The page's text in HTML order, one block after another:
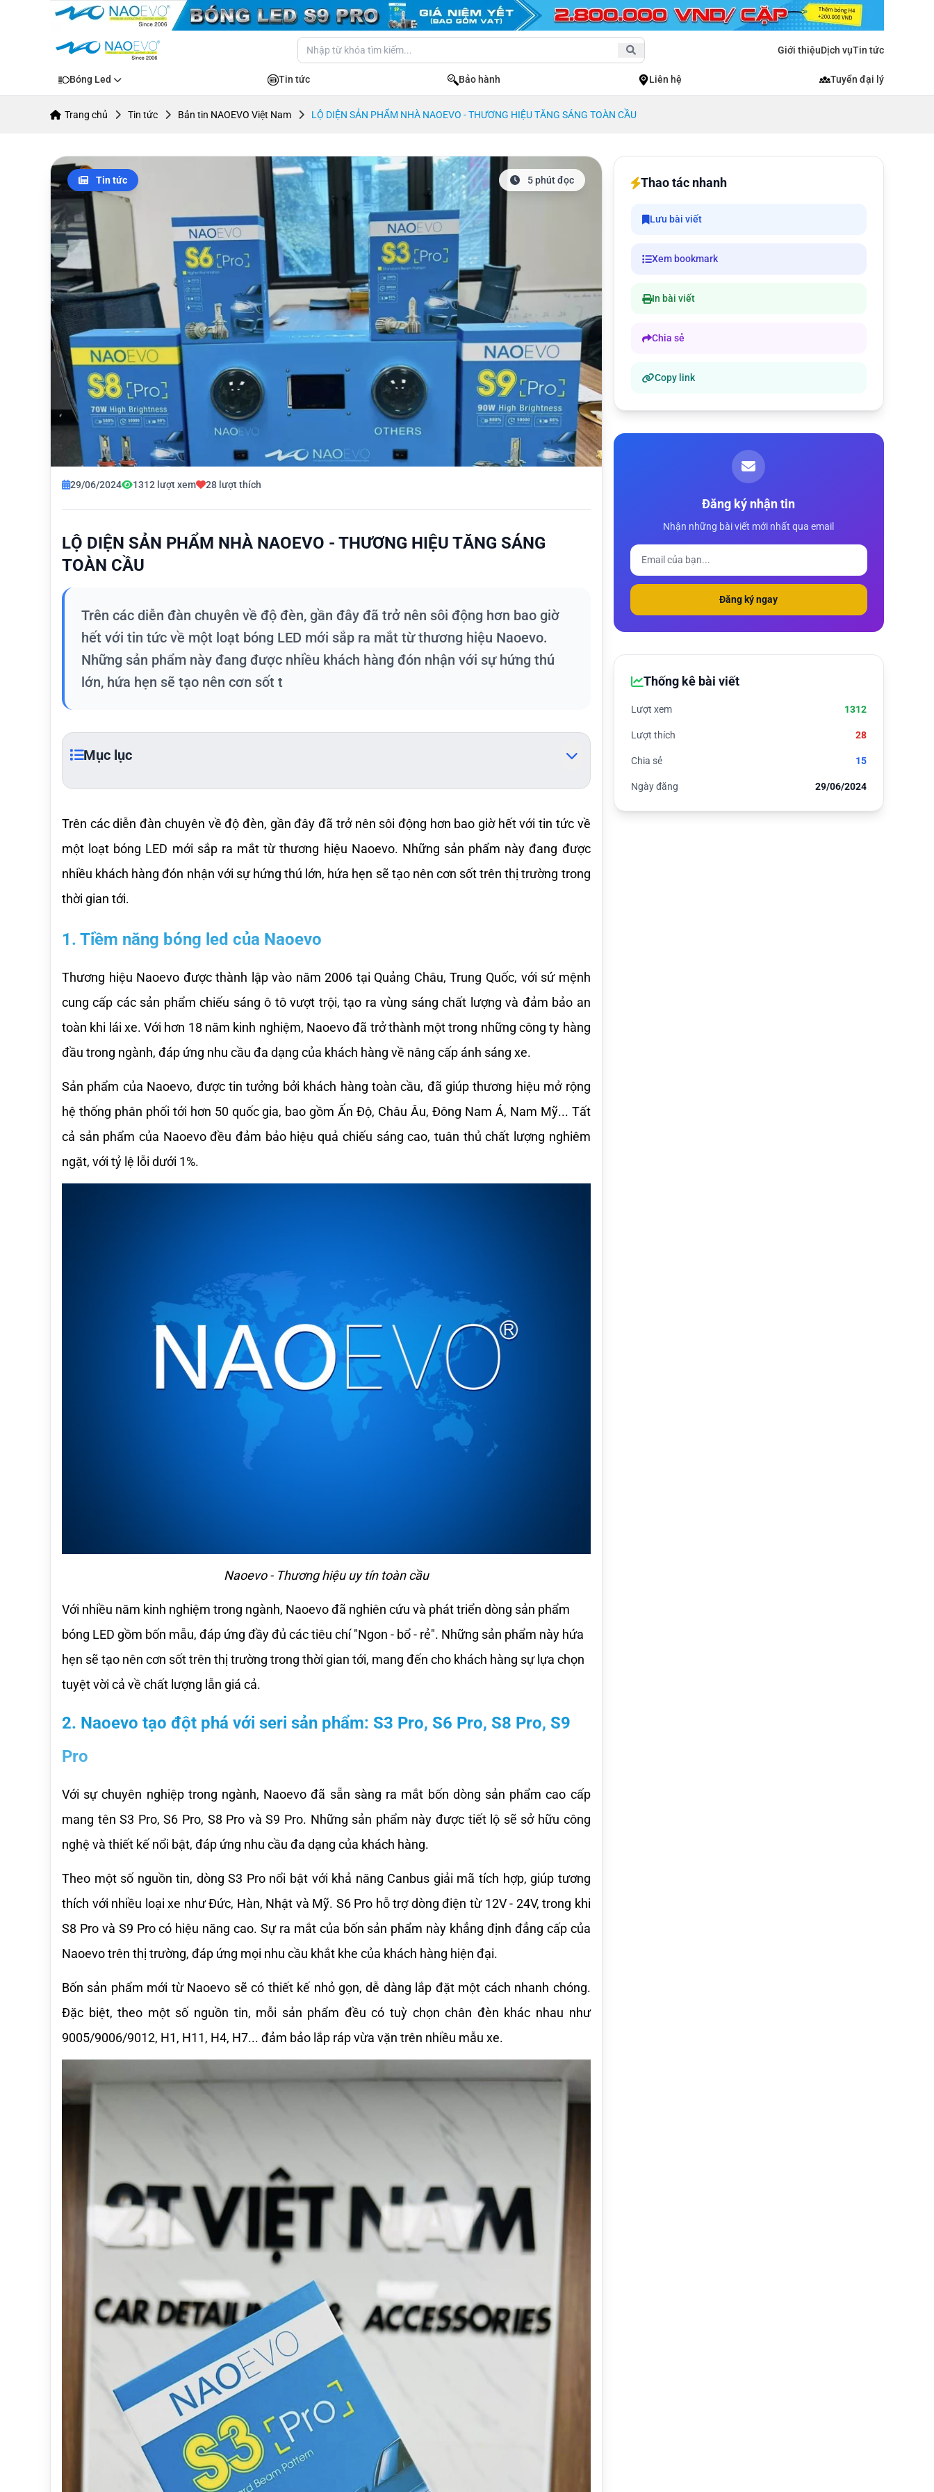
Giới thiệuDịch vụTin tức
Bóng Led Tin tức Bảo hành Liên hệ Tuyển đại lý
Trang chủ Tin tức Bản tin NAOEVO Việt Nam LỘ DIỆN SẢN PHẨM NHÀ NAOEVO - THƯƠNG HIỆU TĂNG SÁNG TOÀN CẦU
Tin tức 5 phút đọc
29/06/2024 1312 lượt xem 28 lượt thích
LỘ DIỆN SẢN PHẨM NHÀ NAOEVO - THƯƠNG HIỆU TĂNG SÁNG
TOÀN CẦU
Trên các diễn đàn chuyên về độ đèn, gần đây đã trở nên sôi động hơn bao giờ
hết với tin tức về một loạt bóng LED mới sắp ra mắt từ thương hiệu Naoevo.
Những sản phẩm này đang được nhiều khách hàng đón nhận với sự hứng thú
lớn, hứa hẹn sẽ tạo nên cơn sốt t
Mục lục
Trên các diễn đàn chuyên về độ đèn, gần đây đã trở nên sôi động hơn bao giờ hết với tin tức về
một loạt bóng LED mới sắp ra mắt từ thương hiệu Naoevo. Những sản phẩm này đang được
nhiều khách hàng đón nhận với sự hứng thú lớn, hứa hẹn sẽ tạo nên cơn sốt trên thị trường trong
thời gian tới.
1. Tiềm năng bóng led của Naoevo
Thương hiệu Naoevo được thành lập vào năm 2006 tại Quảng Châu, Trung Quốc, với sứ mệnh
cung cấp các sản phẩm chiếu sáng ô tô vượt trội, tạo ra vùng sáng chất lượng và đảm bảo an
toàn khi lái xe. Với hơn 18 năm kinh nghiệm, Naoevo đã trở thành một trong những công ty hàng
đầu trong ngành, đáp ứng nhu cầu đa dạng của khách hàng về nâng cấp ánh sáng xe.
Sản phẩm của Naoevo, được tin tưởng bởi khách hàng toàn cầu, đã giúp thương hiệu mở rộng
hệ thống phân phối tới hơn 50 quốc gia, bao gồm Ấn Độ, Châu Âu, Đông Nam Á, Nam Mỹ... Tất
cả sản phẩm của Naoevo đều đảm bảo hiệu quả chiếu sáng cao, tuân thủ chất lượng nghiêm
ngặt, với tỷ lệ lỗi dưới 1%.
Naoevo - Thương hiệu uy tín toàn cầu
Với nhiều năm kinh nghiệm trong ngành, Naoevo đã nghiên cứu và phát triển dòng sản phẩm
bóng LED gồm bốn mẫu, đáp ứng đầy đủ các tiêu chí "Ngon - bổ - rẻ". Những sản phẩm này hứa
hẹn sẽ tạo nên cơn sốt trên thị trường trong thời gian tới, mang đến cho khách hàng sự lựa chọn
tuyệt vời cả về chất lượng lẫn giá cả.
2. Naoevo tạo đột phá với seri sản phẩm: S3 Pro, S6 Pro, S8 Pro, S9
Pro
Với sự chuyên nghiệp trong ngành, Naoevo đã sẵn sàng ra mắt bốn dòng sản phẩm cao cấp
mang tên S3 Pro, S6 Pro, S8 Pro và S9 Pro. Những sản phẩm này được tiết lộ sẽ sở hữu công
nghệ và thiết kế nổi bật, đáp ứng nhu cầu đa dạng của khách hàng.
Theo một số nguồn tin, dòng S3 Pro nổi bật với khả năng Canbus giải mã tích hợp, giúp tương
thích với nhiều loại xe như Đức, Hàn, Nhật và Mỹ. S6 Pro hỗ trợ dòng điện từ 12V - 24V, trong khi
S8 Pro và S9 Pro có hiệu năng cao. Sự ra mắt của bốn sản phẩm này khẳng định đẳng cấp của
Naoevo trên thị trường, đáp ứng mọi nhu cầu khắt khe của khách hàng hiện đại.
Bốn sản phẩm mới từ Naoevo sẽ có thiết kế nhỏ gọn, dễ dàng lắp đặt một cách nhanh chóng.
Đặc biệt, theo một số nguồn tin, mỗi sản phẩm đều có tuỳ chọn chân đèn khác nhau như
9005/9006/9012, H1, H11, H4, H7... đảm bảo lắp ráp vừa vặn trên nhiều mẫu xe.
Thao tác nhanh
Lưu bài viết
Xem bookmark
In bài viết
Chia sẻ
Copy link
Đăng ký nhận tin
Nhận những bài viết mới nhất qua email
Đăng ký ngay
Thống kê bài viết
Lượt xem 1312
Lượt thích 28
Chia sẻ 15
Ngày đăng 29/06/2024